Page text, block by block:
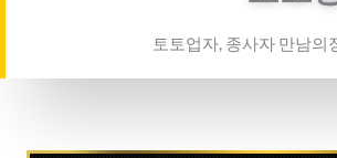
토토업자, 종사자 만남의